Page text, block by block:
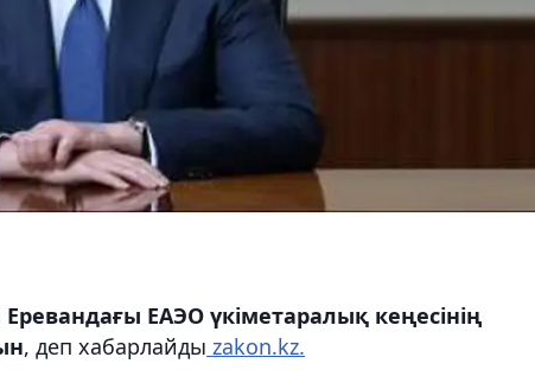
ЕАЭО үкіметаралық кеңесінің
, деп хабарлайды zakon.kz.